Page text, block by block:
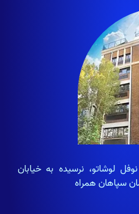
لوشاتو، نرسیده به خیابان